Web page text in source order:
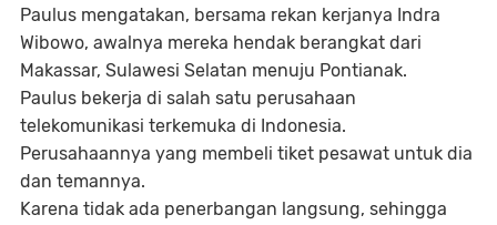
Paulus mengatakan, bersama rekan kerjanya Indra
Wibowo, awalnya mereka hendak berangkat dari
Makassar, Sulawesi Selatan menuju Pontianak.
Paulus bekerja di salah satu perusahaan
telekomunikasi terkemuka di Indonesia.
Perusahaannya yang membeli tiket pesawat untuk dia
dan temannya.
Karena tidak ada penerbangan langsung, sehingga